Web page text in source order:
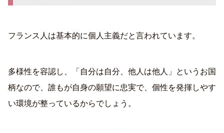
フランス人は基本的に個人主義だと言われています。
多様性を容認し、「自分は自分、他人は他人」というお国
柄なので、誰もが自身の願望に忠実で、個性を発揮しやす
い環境が整っているからでしょう。